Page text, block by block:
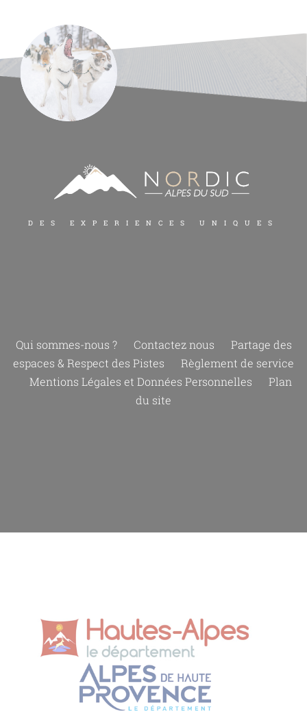
DES EXPERIENCES UNIQUES
Qui sommes-nous ? Contactez nous
Partage des
espaces & Respect des Pistes
Règlement de service
Mentions Légales et Données Personnelles
Plan
du site